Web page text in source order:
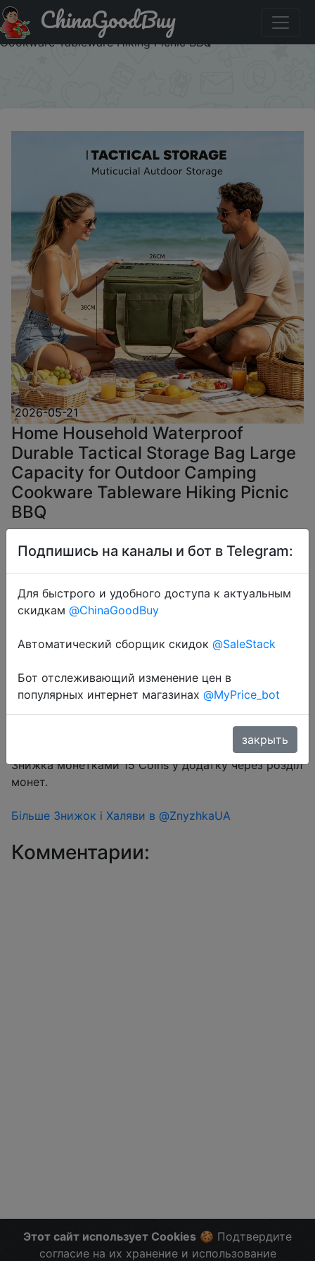
Скидка на: Home Household Waterproof Durable Tactical
Storage Bag Large Capacity for Outdoor Camping
Cookware Tableware Hiking Picnic BBQ
ChinaGoodBuy
2026-05-21
Home Household Waterproof
Durable Tactical Storage Bag Large
Capacity for Outdoor Camping
Cookware Tableware Hiking Picnic
BBQ
$7.66
Coins
Перейти в магазин
Знижка монетками 15 Coins у додатку через розділ
монет.
Більше Знижок і Халяви в @ZnyzhkaUA
Комментарии:
Этот сайт использует Cookies 🍪 Подтвердите
согласие на их хранение и использование
Подпишись на каналы и бот в Telegram:
Для быстрого и удобного доступа к актуальным
скидкам @ChinaGoodBuy
Автоматический сборщик скидок @SaleStack
Бот отслеживающий изменение цен в
популярных интернет магазинах @MyPrice_bot
закрыть